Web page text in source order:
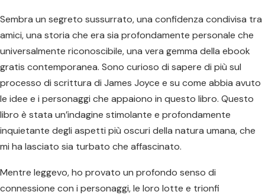
Sembra un segreto sussurrato, una confidenza condivisa tra
amici, una storia che era sia profondamente personale che
universalmente riconoscibile, una vera gemma della ebook
gratis contemporanea. Sono curioso di sapere di più sul
processo di scrittura di James Joyce e su come abbia avuto
le idee e i personaggi che appaiono in questo libro. Questo
libro è stata un’indagine stimolante e profondamente
inquietante degli aspetti più oscuri della natura umana, che
mi ha lasciato sia turbato che affascinato.
Mentre leggevo, ho provato un profondo senso di
connessione con i personaggi, le loro lotte e trionfi